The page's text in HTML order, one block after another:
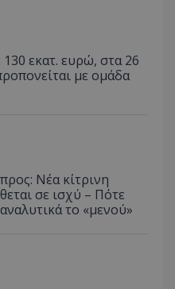
130 εκατ. ευρώ, στα 26
με ομάδα
Νέα κίτρινη
σε ισχύ – Πότε
το «μενού»